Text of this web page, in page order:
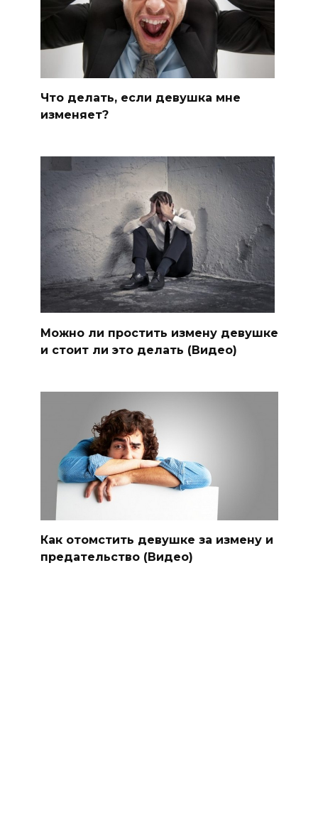
Что делать, если девушка мне
изменяет?
Можно ли простить измену девушке
и стоит ли это делать (Видео)
Как отомстить девушке за измену и
предательство (Видео)